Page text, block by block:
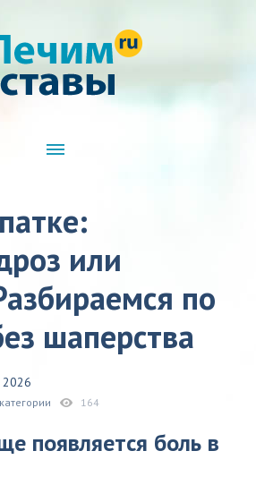
или
по
шаперства
2026
164
появляется боль в